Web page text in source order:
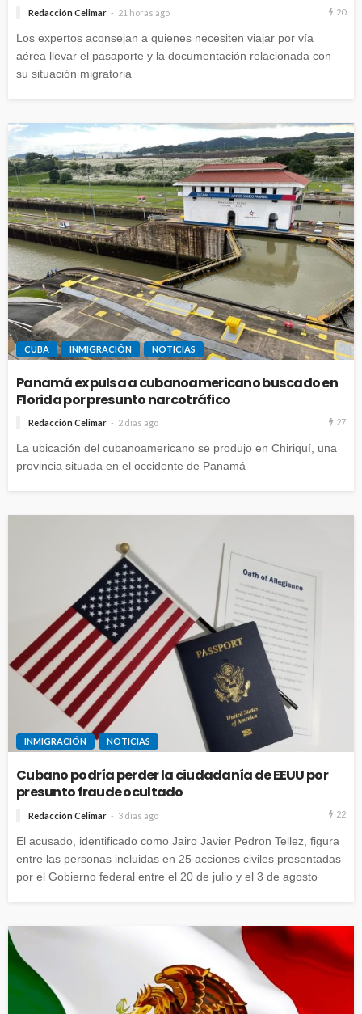
Redacción Celimar 21 horas ago 20
Los expertos aconsejan a quienes necesiten viajar por vía
aérea llevar el pasaporte y la documentación relacionada con
su situación migratoria
CUBA INMIGRACIÓN NOTICIAS
Panamá expulsa a cubanoamericano buscado en
Florida por presunto narcotráfico
Redacción Celimar 2 días ago 27
La ubicación del cubanoamericano se produjo en Chiriquí, una
provincia situada en el occidente de Panamá
INMIGRACIÓN NOTICIAS
Cubano podría perder la ciudadanía de EEUU por
presunto fraude ocultado
Redacción Celimar 3 días ago 22
El acusado, identificado como Jairo Javier Pedron Tellez, figura
entre las personas incluidas en 25 acciones civiles presentadas
por el Gobierno federal entre el 20 de julio y el 3 de agosto